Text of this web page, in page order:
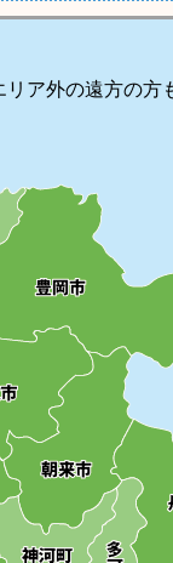
ア外の遠方の方